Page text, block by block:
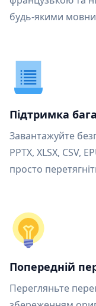
будь-якими
Підтримка
Завантажуйте
PPTX, XLSX, CSV,
просто
Попередній
Перегляньте